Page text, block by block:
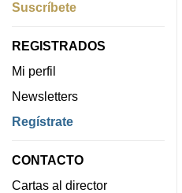
Suscríbete
REGISTRADOS
Mi perfil
Newsletters
Regístrate
CONTACTO
Cartas al director